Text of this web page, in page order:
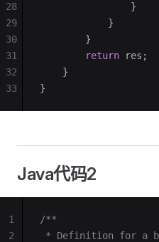
                }
            }
        }
        return
res;
    }
}
28
29
30
31
32
33
Java代码2
/**
* Definition for a
1
2